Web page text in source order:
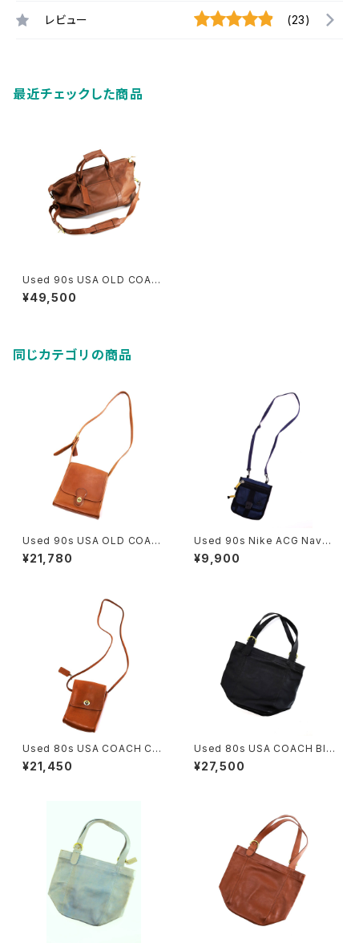
レビュー (23)
最近チェックした商品
Used 90s USA OLD COAC
H Camel Brown Grab Leath
er Boston Sholder Bag 古
¥49,500
同じカテゴリの商品
Used 90s USA OLD COAC
H Camel Brown Turn Lock
Sholder Bag 古着
¥21,780
Used 90s Nike ACG Navy
Rip Stop 2Way Sacoche 古
着
¥9,900
Used 80s USA COACH Ca
mel Brown Grab Leather T
urn Lock Middle Sholder B
¥21,450
Used 80s USA COACH Bla
ck Color Grab Leather Big
Size Sholder Tote Bag 古
¥27,500